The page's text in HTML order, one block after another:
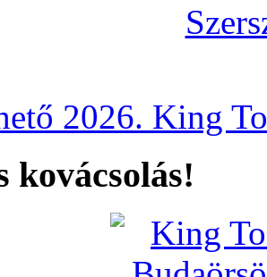
2026. King
kovácsolás!